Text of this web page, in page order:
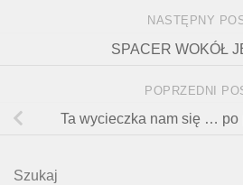
NASTĘPNY
SPACER WOKÓŁ
POPRZEDNI
Ta wycieczka nam się … po
Szukaj